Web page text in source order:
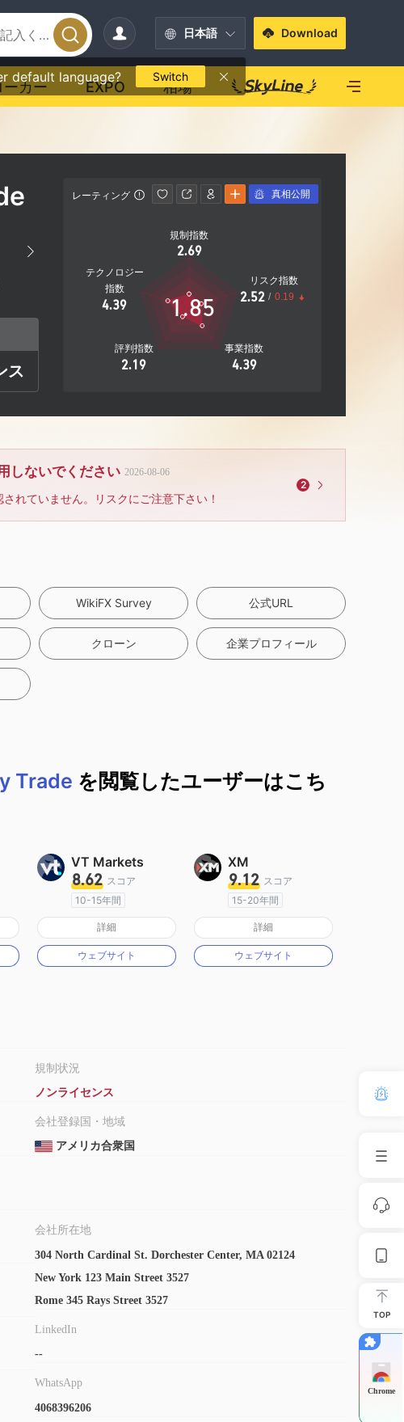
日本語
default language? Switch
Download
ーカー EXPO 相場
ス
レーティング
規制指数
2.69
テクノロジー
指数
4.39
評判指数
2.19
事業指数
4.39
リスク指数
2.52 / 0.19
1.85
真相公開
しないでください 2026-08-06
れていません。リスクにご注意下さい！
2
WikiFX Survey 公式URL
クローン 企業プロフィール
Trade を閲覧したユーザーはこち
VT Markets
8.62 スコア
10-15年間
オーストラリア規制
マーケットメイキングライセンス（MM）
詳細
ウェブサイト
XM
9.12 スコア
15-20年間
オーストラリア規制
マーケットメイキングライセンス（MM）
詳細
ウェブサイト
規制状況
ノンライセンス
会社登録国・地域
アメリカ合衆国
会社所在地
304 North Cardinal St. Dorchester Center, MA 02124
New York 123 Main Street 3527
Rome 345 Rays Street 3527
LinkedIn
--
WhatsApp
4068396206
TOP
Chrome